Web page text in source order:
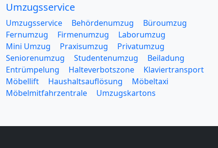
Umzugsservice
Umzugsservice Behördenumzug
Büroumzug
Fernumzug
Firmenumzug
Laborumzug
Mini Umzug
Praxisumzug
Privatumzug
Seniorenumzug
Studentenumzug
Beiladung
Entrümpelung
Halteverbotszone
Klaviertransport
Möbellift
Haushaltsauflösung
Möbeltaxi
Möbelmitfahrzentrale
Umzugskartons